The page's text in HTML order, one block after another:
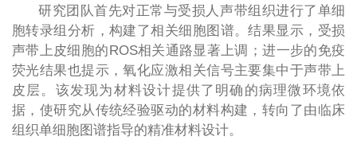
研究团队首先对正常与受损人声带组织进行了单细
胞转录组分析，构建了相关细胞图谱。结果显示，受损
声带上皮细胞的ROS相关通路显著上调；进一步的免疫
荧光结果也提示，氧化应激相关信号主要集中于声带上
皮层。该发现为材料设计提供了明确的病理微环境依
据，使研究从传统经验驱动的材料构建，转向了由临床
组织单细胞图谱指导的精准材料设计。